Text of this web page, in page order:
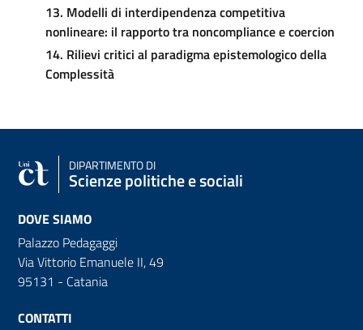
13. Modelli di interdipendenza competitiva
nonlineare: il rapporto tra noncompliance e coercion
14. Rilievi critici al paradigma epistemologico della
Complessità
DIPARTIMENTO DI
Scienze politiche e sociali
DOVE SIAMO
Palazzo Pedagaggi
Via Vittorio Emanuele II, 49
95131 - Catania
CONTATTI